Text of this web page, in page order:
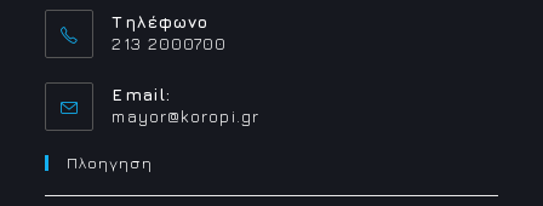
Τηλέφωνο
213 2000700
Email:
mayor@koropi.grOpens
Πλοηγηση